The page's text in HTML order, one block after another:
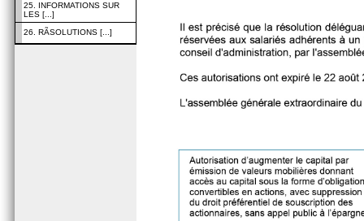
25. INFORMATIONS SUR
LES [...]
26. RÃSOLUTIONS [...]